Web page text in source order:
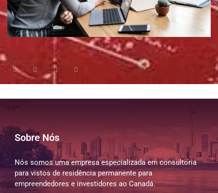
Sobre Nós
Nós somos uma empresa especializada em consultoria
para vistos de residência permanente para
empreendedores e investidores ao Canadá.